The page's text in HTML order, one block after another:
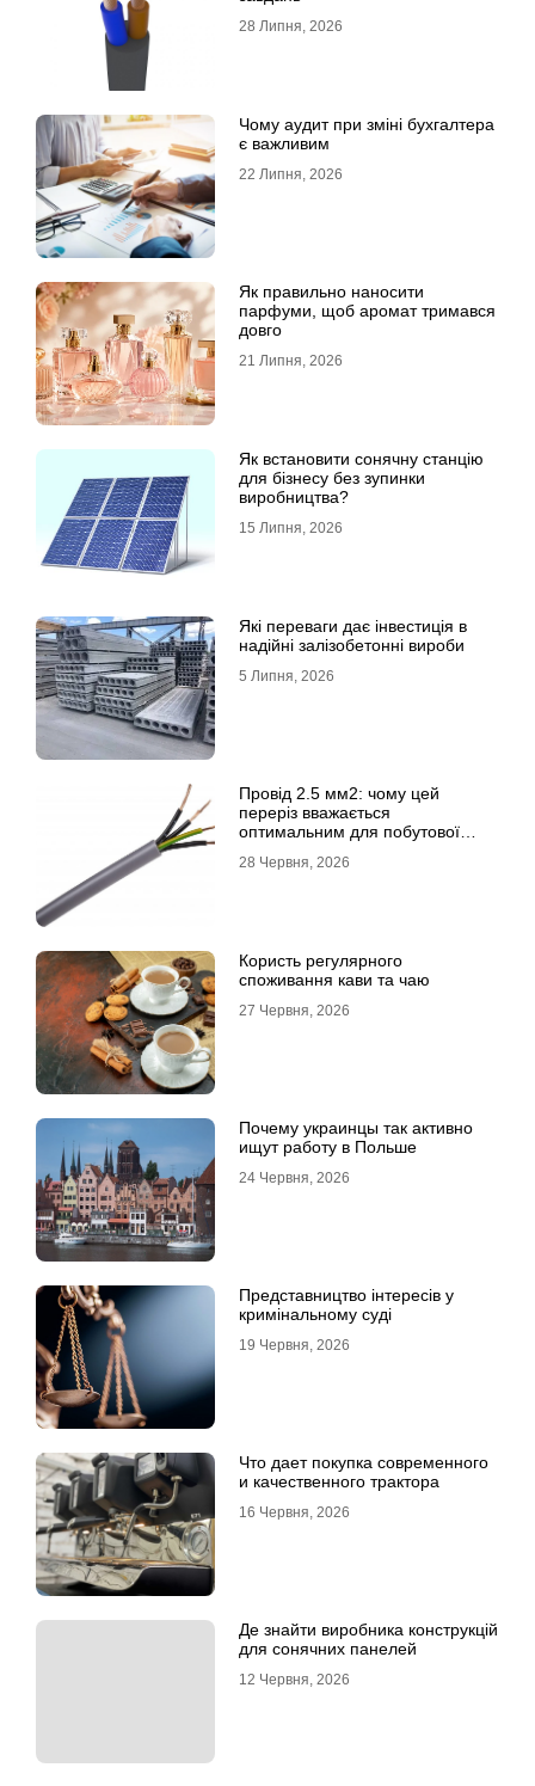
28 Липня, 2026
Чому аудит при зміні бухгалтера
є важливим
22 Липня, 2026
Як правильно наносити
парфуми, щоб аромат тримався
довго
21 Липня, 2026
Як встановити сонячну станцію
для бізнесу без зупинки
виробництва?
15 Липня, 2026
Які переваги дає інвестиція в
надійні залізобетонні вироби
5 Липня, 2026
Провід 2.5 мм2: чому цей
переріз вважається
оптимальним для побутової
28 Червня, 2026
Користь регулярного
споживання кави та чаю
27 Червня, 2026
Почему украинцы так активно
ищут работу в Польше
24 Червня, 2026
Представництво інтересів у
кримінальному суді
19 Червня, 2026
Что дает покупка современного
и качественного трактора
16 Червня, 2026
Де знайти виробника конструкцій
для сонячних панелей
12 Червня, 2026